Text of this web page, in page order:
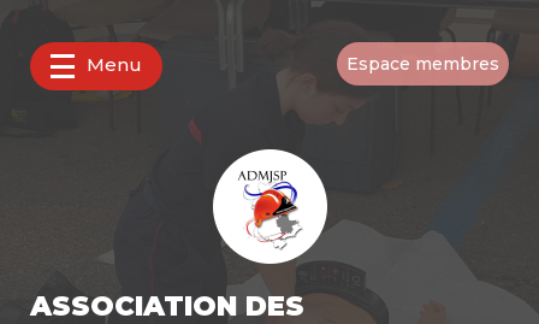
Menu Espace membres
ASSOCIATION DES